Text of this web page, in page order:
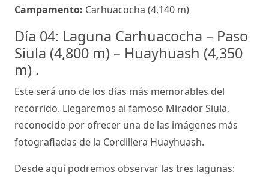
Campamento: Carhuacocha (4,140 m)
Día 04: Laguna Carhuacocha – Paso
Siula (4,800 m) – Huayhuash (4,350
m) .
Este será uno de los días más memorables del
recorrido. Llegaremos al famoso Mirador Siula,
reconocido por ofrecer una de las imágenes más
fotografiadas de la Cordillera Huayhuash.
Desde aquí podremos observar las tres lagunas: